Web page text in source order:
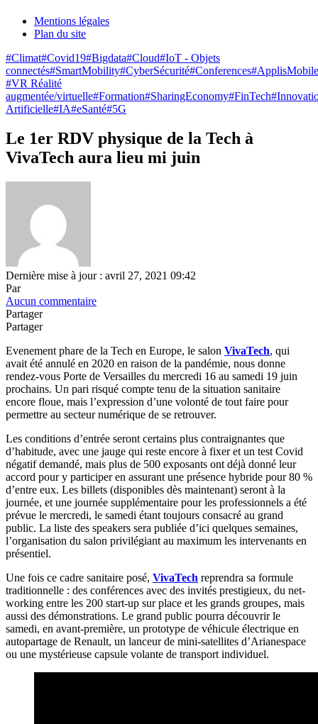
Mentions légales
Plan du site
#Climat#Covid19#Bigdata#Cloud#IoT - Objets
connectés#SmartMobility#CyberSécurité#Conferences
#VR Réalité
augmentée/virtuelle#Formation#SharingEconomy#FinTech
Artificielle#IA#eSanté#5G
Le 1er RDV physique de la Tech à
VivaTech aura lieu mi juin
Dernière mise à jour : avril 27, 2021 09:42
Par
Aucun commentaire
Partager
Partager
Evenement phare de la Tech en Europe, le salon VivaTech, qui
avait été annulé en 2020 en raison de la pandémie, nous donne
rendez-vous Porte de Versailles du mercredi 16 au samedi 19 juin
prochains. Un pari risqué compte tenu de la situation sanitaire
encore floue, mais l’expression d’une volonté de tout faire pour
permettre au secteur numérique de se retrouver.
Les conditions d’entrée seront certains plus contraignantes que
d’habitude, avec une jauge qui reste encore à fixer et un test Covid
négatif demandé, mais plus de 500 exposants ont déjà donné leur
accord pour y participer en assurant une présence hybride pour 80 %
d’entre eux. Les billets (disponibles dès maintenant) seront à la
journée, et une journée supplémentaire pour les professionnels a été
prévue le mercredi, le samedi étant toujours consacré au grand
public. La liste des speakers sera publiée d’ici quelques semaines,
l’organisation du salon privilégiant au maximum les intervenants en
présentiel.
Une fois ce cadre sanitaire posé, VivaTech reprendra sa formule
traditionnelle : des conférences avec des invités prestigieux, du net-
working entre les 200 start-up sur place et les grands groupes, mais
aussi des démonstrations. Le grand public pourra découvrir le
samedi, en avant-première, un prototype de véhicule électrique en
autopartage de Renault, un lanceur de mini-satellites d’Arianespace
ou une mystérieuse capsule volante de transport individuel.